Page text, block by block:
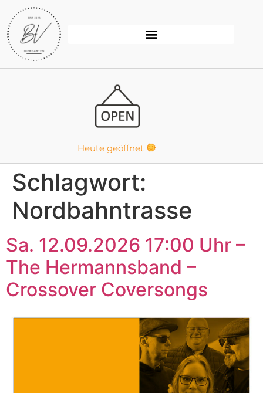
springen
Heute geöffnet
Schlagwort:
Nordbahntrasse
Sa. 12.09.2026 17:00 Uhr –
The Hermannsband –
Crossover Coversongs